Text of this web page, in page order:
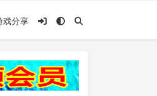
戏分享